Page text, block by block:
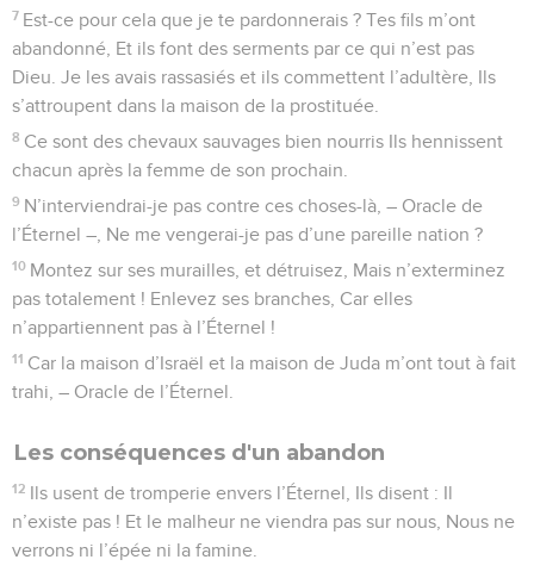
7 Est-ce pour cela que je te pardonnerais ? Tes fils m’ont
abandonné, Et ils font des serments par ce qui n’est pas
Dieu. Je les avais rassasiés et ils commettent l’adultère, Ils
s’attroupent dans la maison de la prostituée.
8 Ce sont des chevaux sauvages bien nourris Ils hennissent
chacun après la femme de son prochain.
9 N’interviendrai-je pas contre ces choses-là, – Oracle de
l’Éternel –, Ne me vengerai-je pas d’une pareille nation ?
10 Montez sur ses murailles, et détruisez, Mais n’exterminez
pas totalement ! Enlevez ses branches, Car elles
n’appartiennent pas à l’Éternel !
11 Car la maison d’Israël et la maison de Juda m’ont tout à fait
trahi, – Oracle de l’Éternel.
Les conséquences d'un abandon
12 Ils usent de tromperie envers l’Éternel, Ils disent : Il
n’existe pas ! Et le malheur ne viendra pas sur nous, Nous ne
verrons ni l’épée ni la famine.